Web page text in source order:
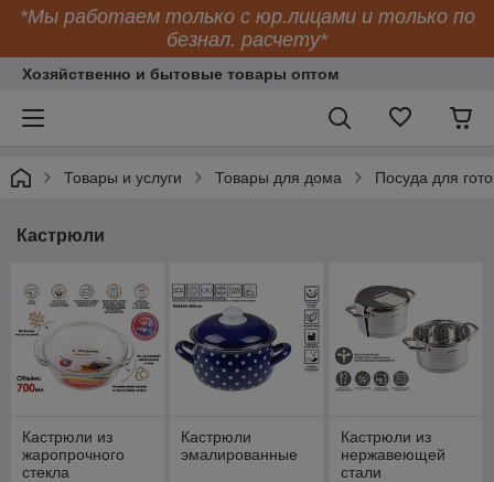
*Мы работаем только с юр.лицами и только по
безнал. расчету*
Хозяйственно и бытовые товары оптом
Товары и услуги Товары для дома Посуда для
Кастрюли
Кастрюли из
жаропрочного
стекла
Кастрюли
эмалированные
Кастрюли из
нержавеющей
стали